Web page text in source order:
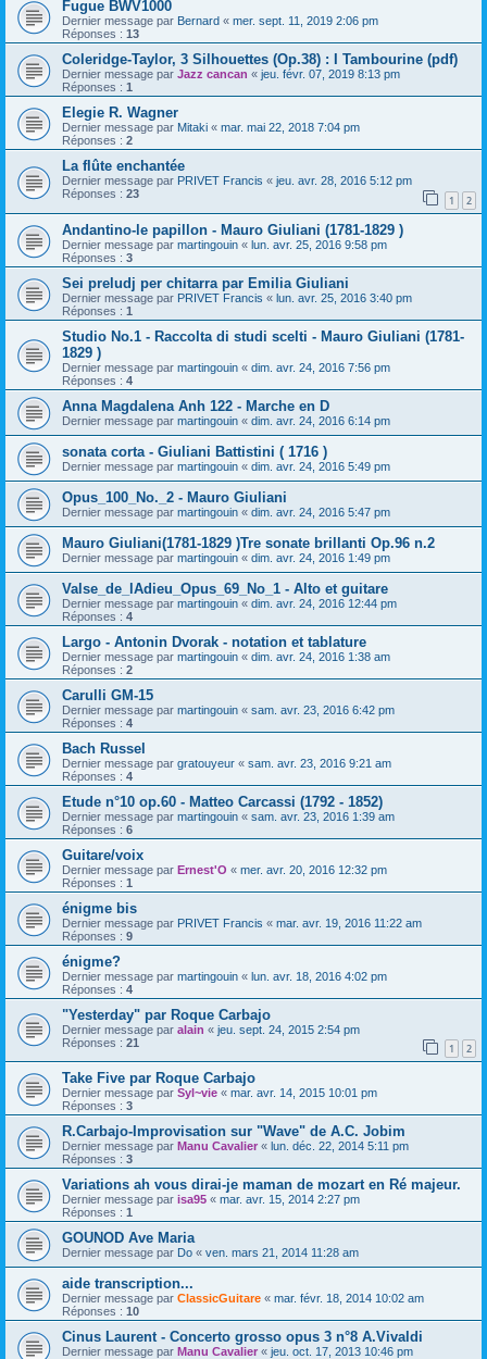
Fugue BWV1000
Dernier message par Bernard « mer. sept. 11, 2019 2:06 pm
Réponses : 13
Coleridge-Taylor, 3 Silhouettes (Op.38) : I Tambourine (pdf)
Dernier message par Jazz cancan « jeu. févr. 07, 2019 8:13 pm
Réponses : 1
Elegie R. Wagner
Dernier message par Mitaki « mar. mai 22, 2018 7:04 pm
Réponses : 2
La flûte enchantée
Dernier message par PRIVET Francis « jeu. avr. 28, 2016 5:12 pm
Réponses : 23 1 2
Andantino-le papillon - Mauro Giuliani (1781-1829 )
Dernier message par martingouin « lun. avr. 25, 2016 9:58 pm
Réponses : 3
Sei preludj per chitarra par Emilia Giuliani
Dernier message par PRIVET Francis « lun. avr. 25, 2016 3:40 pm
Réponses : 1
Studio No.1 - Raccolta di studi scelti - Mauro Giuliani (1781-
1829 )
Dernier message par martingouin « dim. avr. 24, 2016 7:56 pm
Réponses : 4
Anna Magdalena Anh 122 - Marche en D
Dernier message par martingouin « dim. avr. 24, 2016 6:14 pm
sonata corta - Giuliani Battistini ( 1716 )
Dernier message par martingouin « dim. avr. 24, 2016 5:49 pm
Opus_100_No._2 - Mauro Giuliani
Dernier message par martingouin « dim. avr. 24, 2016 5:47 pm
Mauro Giuliani(1781-1829 )Tre sonate brillanti Op.96 n.2
Dernier message par martingouin « dim. avr. 24, 2016 1:49 pm
Valse_de_lAdieu_Opus_69_No_1 - Alto et guitare
Dernier message par martingouin « dim. avr. 24, 2016 12:44 pm
Réponses : 4
Largo - Antonin Dvorak - notation et tablature
Dernier message par martingouin « dim. avr. 24, 2016 1:38 am
Réponses : 2
Carulli GM-15
Dernier message par martingouin « sam. avr. 23, 2016 6:42 pm
Réponses : 4
Bach Russel
Dernier message par gratouyeur « sam. avr. 23, 2016 9:21 am
Réponses : 4
Etude n°10 op.60 - Matteo Carcassi (1792 - 1852)
Dernier message par martingouin « sam. avr. 23, 2016 1:39 am
Réponses : 6
Guitare/voix
Dernier message par Ernest'O « mer. avr. 20, 2016 12:32 pm
Réponses : 1
énigme bis
Dernier message par PRIVET Francis « mar. avr. 19, 2016 11:22 am
Réponses : 9
énigme?
Dernier message par martingouin « lun. avr. 18, 2016 4:02 pm
Réponses : 4
"Yesterday" par Roque Carbajo
Dernier message par alain « jeu. sept. 24, 2015 2:54 pm
Réponses : 21 1 2
Take Five par Roque Carbajo
Dernier message par Syl~vie « mar. avr. 14, 2015 10:01 pm
Réponses : 3
R.Carbajo-Improvisation sur "Wave" de A.C. Jobim
Dernier message par Manu Cavalier « lun. déc. 22, 2014 5:11 pm
Réponses : 3
Variations ah vous dirai-je maman de mozart en Ré majeur.
Dernier message par isa95 « mar. avr. 15, 2014 2:27 pm
Réponses : 1
GOUNOD Ave Maria
Dernier message par Do « ven. mars 21, 2014 11:28 am
aide transcription...
Dernier message par ClassicGuitare « mar. févr. 18, 2014 10:02 am
Réponses : 10
Cinus Laurent - Concerto grosso opus 3 n°8 A.Vivaldi
Dernier message par Manu Cavalier « jeu. oct. 17, 2013 10:46 pm